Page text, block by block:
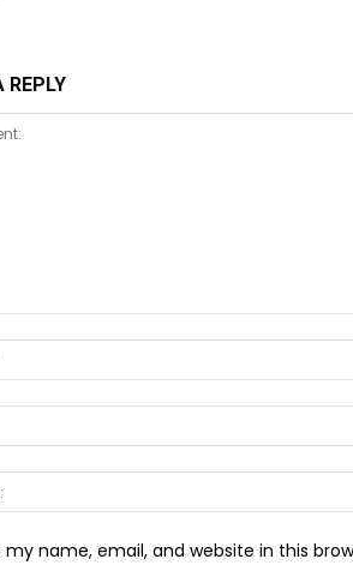
REPLY
my name, email, and website in this